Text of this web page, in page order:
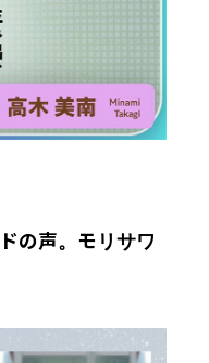
の声。モリサワ